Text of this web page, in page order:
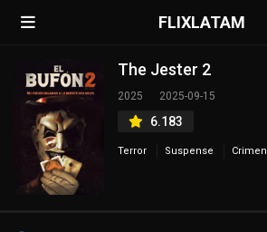
FLIXLATAM
The Jester 2
2025 2025-09-15
6.183
Terror Suspense Crimen